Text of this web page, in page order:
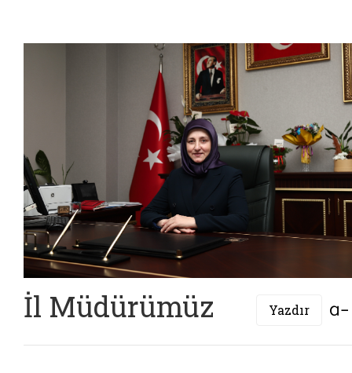
İl Müdürümüz Yazdır